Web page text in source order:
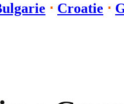
⋅ Croatie ⋅